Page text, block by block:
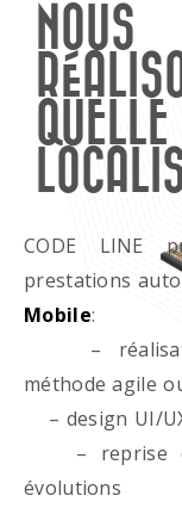
NOUS
CODE LINE
prestations
Mobile:
–
méthode agile
– design UI/
– reprise
évolutions